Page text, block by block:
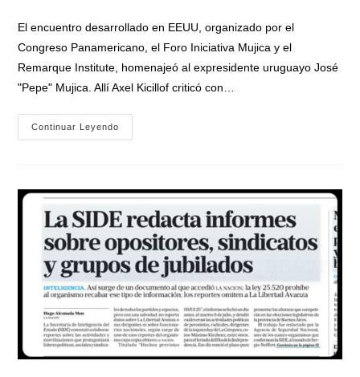
El encuentro desarrollado en EEUU, organizado por el
Congreso Panamericano, el Foro Iniciativa Mujica y el
Remarque Institute, homenajeó al expresidente uruguayo José
"Pepe" Mujica. Allí Axel Kicillof criticó con…
Continuar Leyendo
Participó
A
Mujica
Y
Advirtió
Que
En
Argentina:
«La
Democracia
Está
En
Peligro»